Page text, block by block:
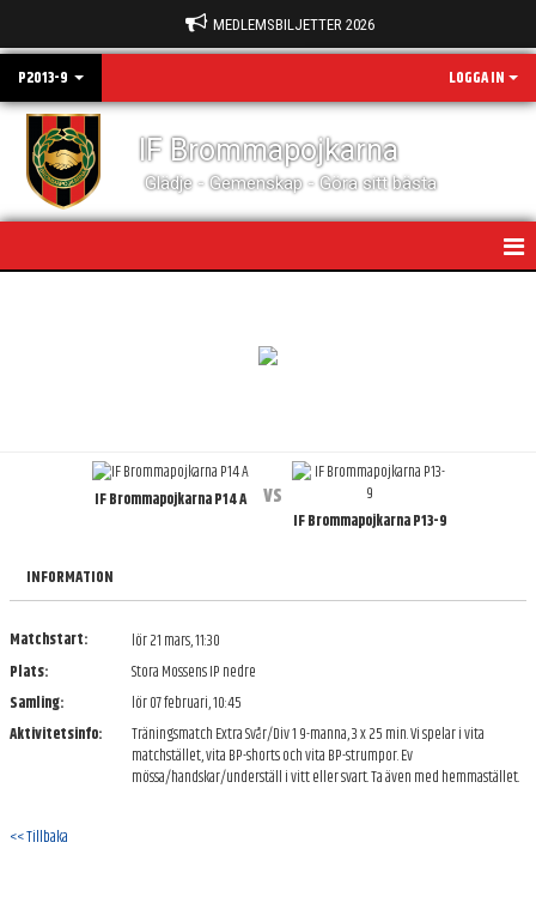
MEDLEMSBILJETTER 2026
P2013-9 LOGGA IN
IF Brommapojkarna
Glädje - Gemenskap - Göra sitt bästa
IF Brommapojkarna P14 A vs
IF Brommapojkarna P13-9
INFORMATION
Matchstart:
lör 21 mars, 11:30
Plats:
Stora Mossens IP nedre
Samling:
lör 07 februari, 10:45
Aktivitetsinfo:
Träningsmatch Extra Svår/Div 1 9-manna, 3 x 25 min. Vi spelar i vita
matchstället, vita BP-shorts och vita BP-strumpor. Ev
mössa/handskar/underställ i vitt eller svart. Ta även med hemmastället.
<< Tillbaka